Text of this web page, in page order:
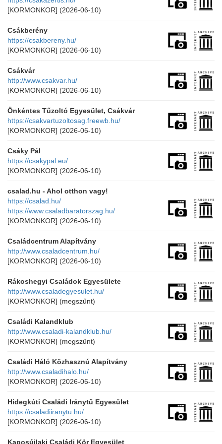
[KORMONKOR] (2026-06-10)
Csákberény
https://csakbereny.hu/
[KORMONKOR] (2026-06-10)
Csákvár
http://www.csakvar.hu/
[KORMONKOR] (2026-06-10)
Önkéntes Tűzoltó Egyesület, Csákvár
https://csakvartuzoltosag.freewb.hu/
[KORMONKOR] (2026-06-10)
Csáky Pál
https://csakypal.eu/
[KORMONKOR] (2026-06-10)
csalad.hu - Ahol otthon vagy!
https://csalad.hu/
https://www.csaladbaratorszag.hu/
[KORMONKOR] (2026-06-10)
Családcentrum Alapítvány
http://www.csaladcentrum.hu/
[KORMONKOR] (2026-06-10)
Rákoshegyi Családok Egyesülete
http://www.csaladegyesulet.hu/
[KORMONKOR] (megszűnt)
Családi Kalandklub
http://www.csaladi-kalandklub.hu/
[KORMONKOR] (megszűnt)
Családi Háló Közhasznú Alapítvány
http://www.csaladihalo.hu/
[KORMONKOR] (2026-06-10)
Hidegkúti Családi Iránytű Egyesület
https://csaladiiranytu.hu/
[KORMONKOR] (2026-06-10)
Kaposújlaki Családi Kör Egyesület